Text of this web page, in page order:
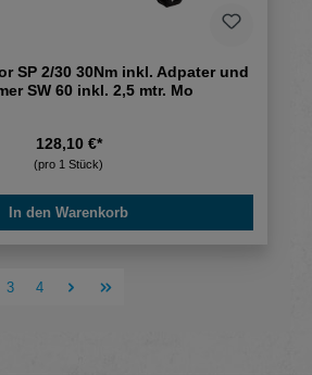
SP 2/30 30Nm inkl. Adpater und
SW 60 inkl. 2,5 mtr. Mo
128,10 €*
(pro 1 Stück)
In den Warenkorb
Seite
3 Seite
4